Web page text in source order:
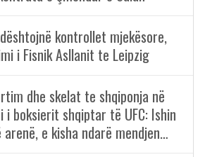
kontrollet mjekësore,
i Fisnik Asllanit te Leipzig
dhe skelat te shqiponja në
i boksierit shqiptar të UFC: Ishin
e kisha ndarë mendjen…